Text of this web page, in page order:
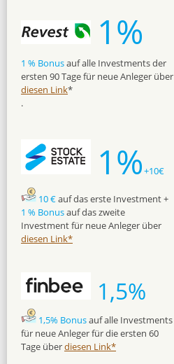
1%
1 % Bonusauf alle Investments der
ersten 90 Tage für neue Anleger über
diesen Link*
.
1%+10€
10 €auf das erste Investment +
1 % Bonusauf das zweite
Investment für neue Anleger über
diesen Link*
1,5%
1,5% Bonusauf alle Investments
für neue Anleger für die ersten 60
Tage überdiesen Link*